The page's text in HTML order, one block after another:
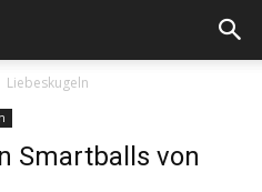
Liebeskugeln
Smartballs von